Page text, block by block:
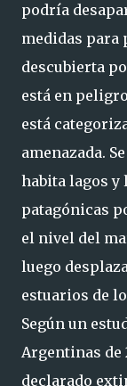
podría
medidas para
descubierta
está en
está
amenazada.
habita lagos y
patagónicas
el nivel del
luego
estuarios de
Según un
Argentinas de
declarado